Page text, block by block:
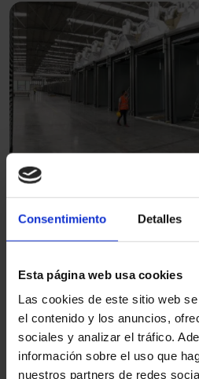
Consentimiento Detalles
Esta página web usa cookies
Las cookies de este sitio web
el contenido y los anuncios,
sociales y analizar el tráfico.
información sobre el uso que
nuestros partners de redes
Puerta rápida
Máxima seguridad y robustez